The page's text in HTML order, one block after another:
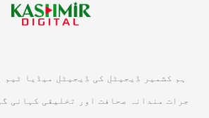
ہم کشمیر ڈیجیٹل کی ڈیجیٹل میڈیا
جرات مندانہ صحافت اور تخلیقی کہانی